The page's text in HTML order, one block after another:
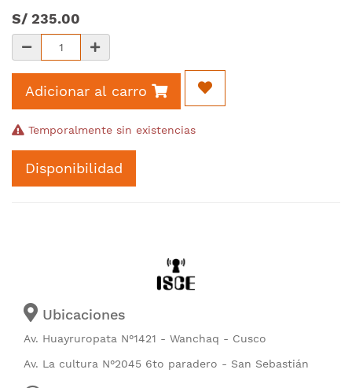
S/ 235.00
Adicionar al carro
Temporalmente sin existencias
Disponibilidad
Ubicaciones
Av. Huayruropata N°1421 - Wanchaq - Cusco
Av. La cultura N°2045 6to paradero - San Sebastián